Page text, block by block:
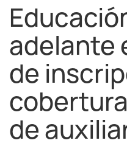
adelante
de
de